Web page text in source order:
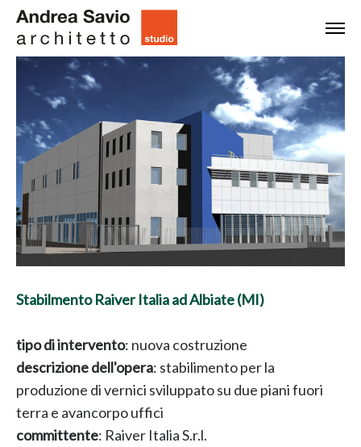
Stabilmento Raiver Italia ad Albiate (MI)
tipo di intervento: nuova costruzione
descrizione dell'opera: stabilimento per la
produzione di vernici sviluppato su due piani fuori
terra e avancorpo uffici
committente: Raiver Italia S.r.l.